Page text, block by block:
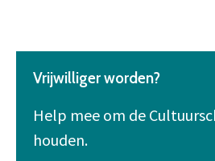
Vrijwilliger worden?
Help mee om de
houden.